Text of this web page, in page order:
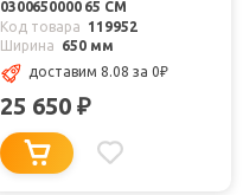
0300650000 65 СМ
Код товара
119952
Ширина
650 мм
доставим 8.08 за 0₽
25 650 ₽